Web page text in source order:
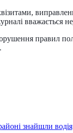
вважається
правил
знайшли